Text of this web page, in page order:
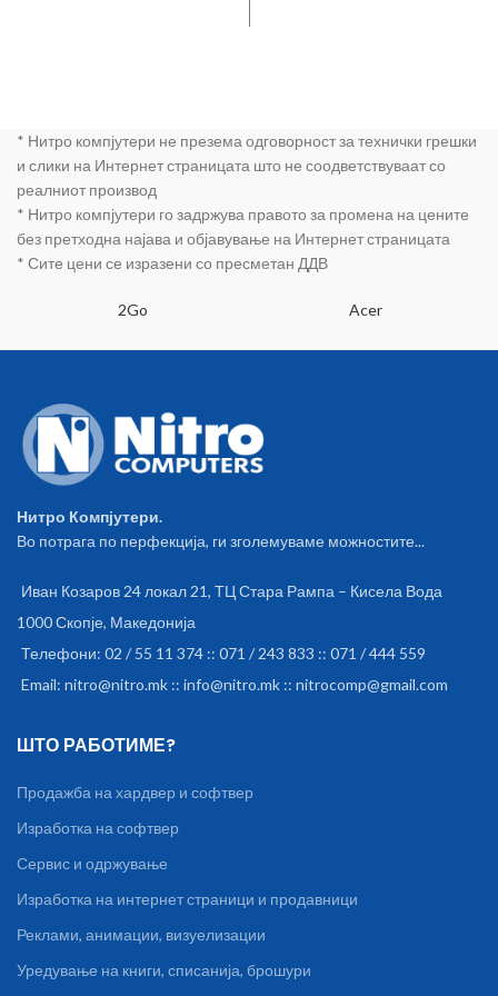
* Нитро компјутери не презема одговорност за технички грешки
и слики на Интернет страницата што не соодветствуваат со
реалниот производ
* Нитро компјутери го задржува правото за промена на цените
без претходна најава и објавување на Интернет страницата
* Сите цени се изразени со пресметан ДДВ
2Go Acer
Нитро Компјутери.
Во потрага по перфекција, ги зголемуваме можностите...
Иван Козаров 24 локал 21, ТЦ Стара Рампа – Кисела Вода
1000 Скопје, Македонија
Телефони: 02 / 55 11 374 :: 071 / 243 833 :: 071 / 444 559
Email: nitro@nitro.mk :: info@nitro.mk :: nitrocomp@gmail.com
ШТО РАБОТИМЕ?
Продажба на хардвер и софтвер
Изработка на софтвер
Сервис и одржување
Изработка на интернет страници и продавници
Реклами, анимации, визуелизации
Уредување на книги, списанија, брошури